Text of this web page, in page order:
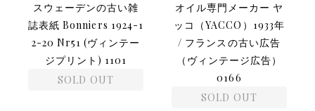
スウェーデンの古い雑
誌表紙 Bonniers 1924-1
2-20 Nr51 (ヴィンテー
ジプリント) 1101
SOLD OUT
オイル専門メーカー ヤ
ッコ（YACCO）1933年
/ フランスの古い広告
（ヴィンテージ広告）
0166
SOLD OUT